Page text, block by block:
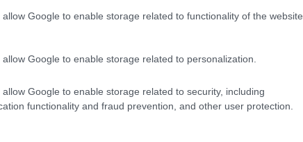
allow Google to enable storage related to functionality of the website
allow Google to enable storage related to personalization.
allow Google to enable storage related to security, including
functionality and fraud prevention, and other user protection.
egy-egy lemezt (2009-ben kettőt is, a
Experience-t), aktívan zenél. Magyarországi
2009-ben a Diesel Clubban lépett fel.
nincs információ.